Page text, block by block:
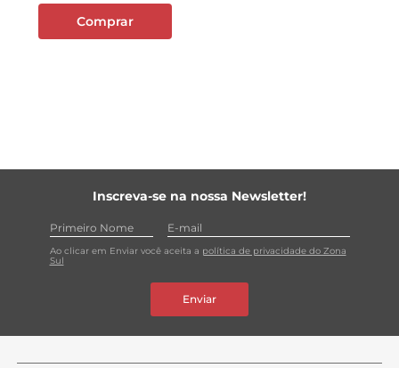
Comprar
Inscreva-se na nossa Newsletter!
Ao clicar em Enviar você aceita a política de privacidade do Zona
Sul
Enviar